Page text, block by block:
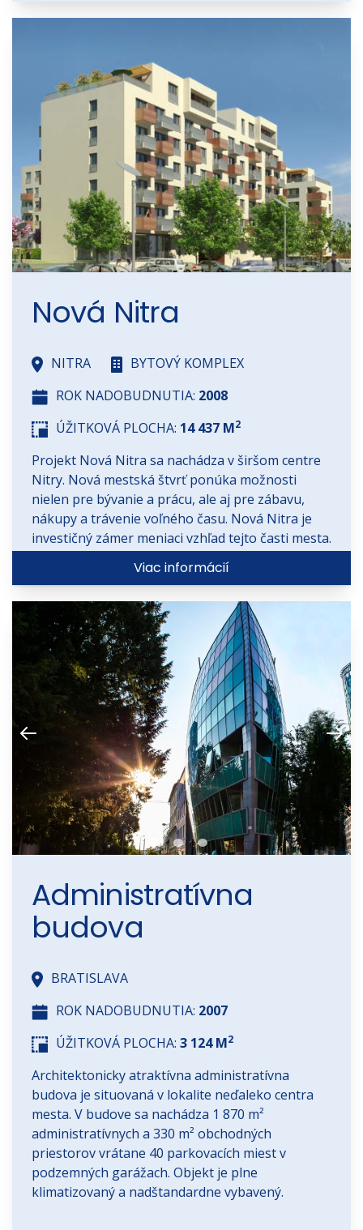
Nová Nitra
NITRA
BYTOVÝ KOMPLEX
ROK NADOBUDNUTIA: 2008
ÚŽITKOVÁ PLOCHA: 14 437 M2
Projekt Nová Nitra sa nachádza v širšom centre
Nitry. Nová mestská štvrť ponúka možnosti
nielen pre bývanie a prácu, ale aj pre zábavu,
nákupy a trávenie voľného času. Nová Nitra je
investičný zámer meniaci vzhľad tejto časti mesta.
Viac informácií
Administratívna
budova
BRATISLAVA
ROK NADOBUDNUTIA: 2007
ÚŽITKOVÁ PLOCHA: 3 124 M2
Architektonicky atraktívna administratívna
budova je situovaná v lokalite neďaleko centra
mesta. V budove sa nachádza 1 870 m²
administratívnych a 330 m² obchodných
priestorov vrátane 40 parkovacích miest v
podzemných garážach. Objekt je plne
klimatizovaný a nadštandardne vybavený.